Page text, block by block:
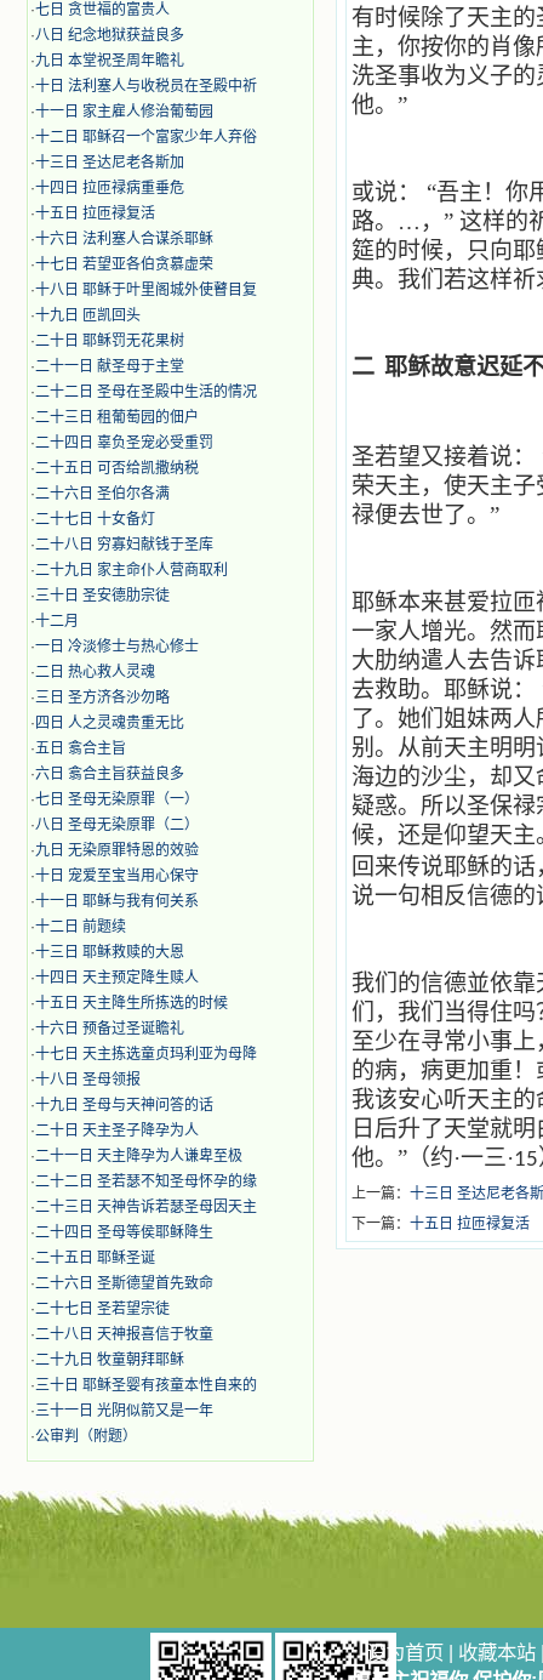
·七日 贪世福的富贵人
·八日 纪念地狱获益良多
·九日 本堂祝圣周年瞻礼
·十日 法利塞人与收税员在圣殿中祈
·十一日 家主雇人修治葡萄园
·十二日 耶稣召一个富家少年人弃俗
·十三日 圣达尼老各斯加
·十四日 拉匝禄病重垂危
·十五日 拉匝禄复活
·十六日 法利塞人合谋杀耶稣
·十七日 若望亚各伯贪慕虚荣
·十八日 耶稣于叶里阁城外使瞽目复
·十九日 匝凯回头
·二十日 耶稣罚无花果树
·二十一日 献圣母于主堂
·二十二日 圣母在圣殿中生活的情况
·二十三日 租葡萄园的佃户
·二十四日 辜负圣宠必受重罚
·二十五日 可否给凯撒纳税
·二十六日 圣伯尔各满
·二十七日 十女备灯
·二十八日 穷寡妇献钱于圣库
·二十九日 家主命仆人营商取利
·三十日 圣安德肋宗徒
·十二月
·​一日 冷淡修士与热心修士
·二日 热心救人灵魂
·三日 圣方济各沙勿略
· 四日 人之灵魂贵重无比
·五日 翕合主旨
·六日 翕合主旨获益良多
·七日 圣母无染原罪（一）
·八日 圣母无染原罪（二）
·九日 无染原罪特恩的效验
·十日 宠爱至宝当用心保守
·十一日 耶稣与我有何关系
·十二日 前题续
·十三日 耶稣救赎的大恩
·十四日 天主预定降生赎人
·十五日 天主降生所拣选的时候
·十六日 预备过圣诞瞻礼
·十七日 天主拣选童贞玛利亚为母降
·十八日 圣母领报
·十九日 圣母与天神问答的话
·二十日 天主圣子降孕为人
·二十一日 天主降孕为人谦卑至极
·二十二日 圣若瑟不知圣母怀孕的缘
·二十三日 天神告诉若瑟圣母因天主
·二十四日 圣母等侯耶稣降生
·二十五日 耶稣圣诞
·二十六日 圣斯德望首先致命
·二十七日 圣若望宗徒
·二十八日 天神报喜信于牧童
·二十九日 牧童朝拜耶稣
·三十日 耶稣圣婴有孩童本性自来的
·三十一日 光阴似箭又是一年
·公审判（附题）
有时候除了天主
主，你按你的肖
洗圣事收为义子
他。”
或说：
“吾主！你
路。…，” 这样的
筵的时候，只向耶
典。我们若这样
二 耶稣故意迟延
圣若望又接着说：
荣天主，使天主子
禄便去世了。”
耶稣本来甚爱拉
一家人增光。然
大肋纳遣人去告诉
去救助。耶稣说：
了。她们姐妹两
别。从前天主明
海边的沙尘，却
疑惑。所以圣保
候，还是仰望天主
回来传说耶稣的
说一句相反信德的
我们的信德並依
们，我们当得住
至少在寻常小事
的病，病更加重
我该安心听天主
日后升了天堂就
他。”（约·一三·15
上一篇： 十三日 圣达尼老各
下一篇： 十五日 拉匝禄复活
设为首页 | 收藏本站